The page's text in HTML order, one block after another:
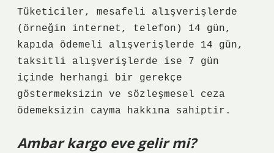
Tüketiciler, mesafeli alışverişlerde
(örneğin internet, telefon) 14 gün,
kapıda ödemeli alışverişlerde 14 gün,
taksitli alışverişlerde ise 7 gün
içinde herhangi bir gerekçe
göstermeksizin ve sözleşmesel ceza
ödemeksizin cayma hakkına sahiptir.
Ambar kargo eve gelir mi?